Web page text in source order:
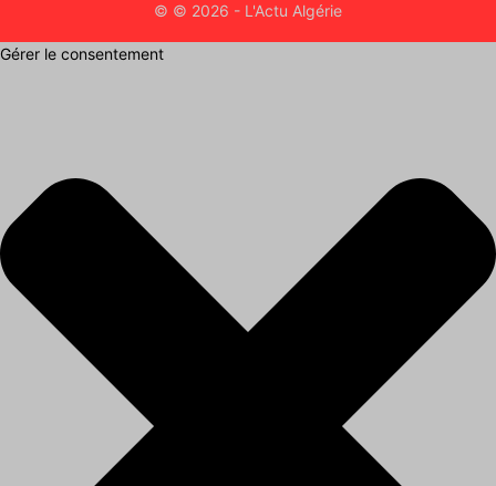
© © 2026 - L'Actu Algérie
Gérer le consentement